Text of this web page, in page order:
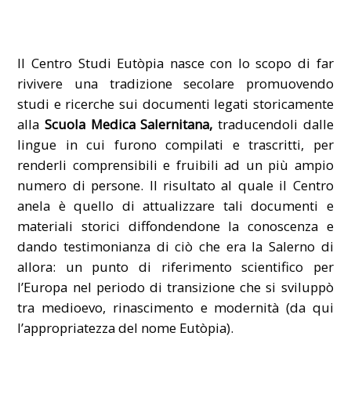
Il Centro Studi Eutòpia nasce con lo scopo di far
rivivere una tradizione secolare promuovendo
studi e ricerche sui documenti legati storicamente
allaScuola Medica Salernitana, traducendoli dalle
lingue in cui furono compilati e trascritti, per
renderli comprensibili e fruibili ad un più ampio
numero di persone. Il risultato al quale il Centro
anela è quello di attualizzare tali documenti e
materiali storici diffondendone la conoscenza e
dando testimonianza di ciò che era la Salerno di
allora: un punto di riferimento scientifico per
l’Europa nel periodo di transizione che si sviluppò
tra medioevo, rinascimento e modernità (da qui
l’appropriatezza del nome Eutòpia).